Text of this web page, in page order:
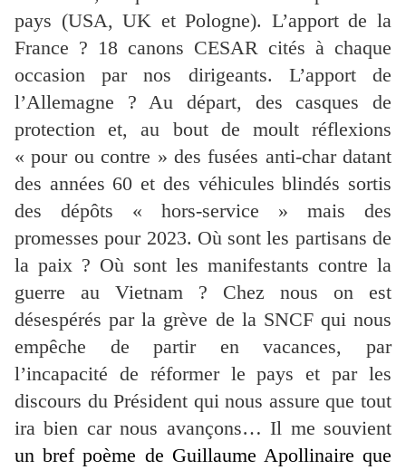
pays (USA, UK et Pologne). L’apport de la
France ? 18 canons CESAR cités à chaque
occasion par nos dirigeants. L’apport de
l’Allemagne ? Au départ, des casques de
protection et, au bout de moult réflexions
« pour ou contre » des fusées anti-char datant
des années 60 et des véhicules blindés sortis
des dépôts « hors-service » mais des
promesses pour 2023. Où sont les partisans de
la paix ? Où sont les manifestants contre la
guerre au Vietnam ? Chez nous on est
désespérés par la grève de la SNCF qui nous
empêche de partir en vacances, par
l’incapacité de réformer le pays et par les
discours du Président qui nous assure que tout
ira bien car nous avançons… Il me souvient
un bref poème de Guillaume Apollinaire que